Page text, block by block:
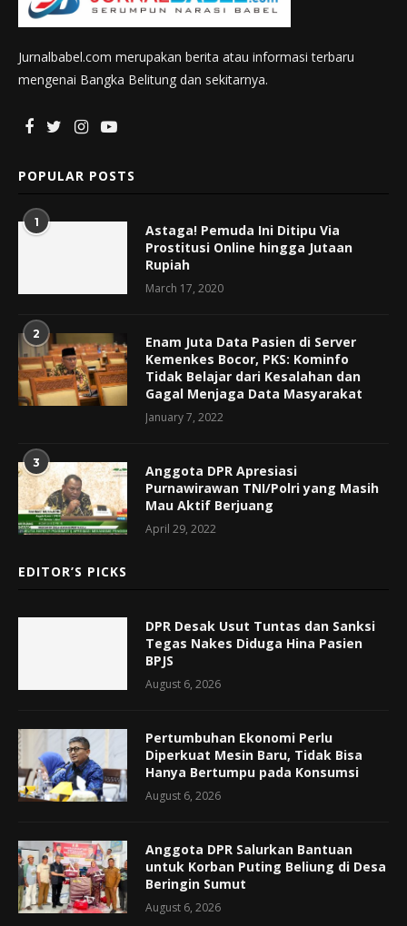
Jurnalbabel.com merupakan berita atau informasi terbaru
mengenai Bangka Belitung dan sekitarnya.
POPULAR POSTS
1
Astaga! Pemuda Ini Ditipu Via
Prostitusi Online hingga Jutaan
Rupiah
March 17, 2020
2
Enam Juta Data Pasien di Server
Kemenkes Bocor, PKS: Kominfo
Tidak Belajar dari Kesalahan dan
Gagal Menjaga Data Masyarakat
January 7, 2022
3
Anggota DPR Apresiasi
Purnawirawan TNI/Polri yang Masih
Mau Aktif Berjuang
April 29, 2022
EDITOR’S PICKS
DPR Desak Usut Tuntas dan Sanksi
Tegas Nakes Diduga Hina Pasien
BPJS
August 6, 2026
Pertumbuhan Ekonomi Perlu
Diperkuat Mesin Baru, Tidak Bisa
Hanya Bertumpu pada Konsumsi
August 6, 2026
Anggota DPR Salurkan Bantuan
untuk Korban Puting Beliung di Desa
Beringin Sumut
August 6, 2026